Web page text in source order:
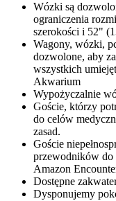
Wózki są
ograniczenia
szerokości i 52"
Wagony, wózki,
dozwolone, aby
wszystkich
Akwarium
Wypożyczalnie
Goście, którzy
do celów
zasad.
Goście
przewodników
Amazon
Dostępne
Dysponujemy